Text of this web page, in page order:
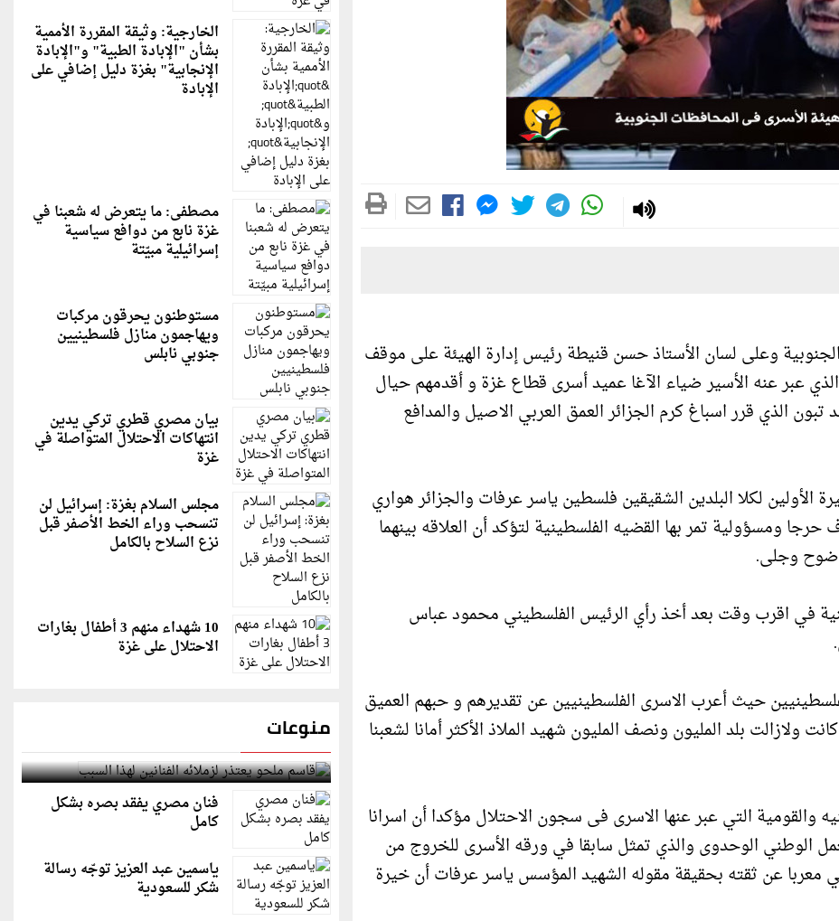
وعلى لسان الأستاذ حسن قنيطة رئيس إدارة الهيئة على موقف
عبر عنه الأسير ضياء الآغا عميد أسرى قطاع غزة و أقدمهم حيال
الذي قرر اسباغ كرم الجزائر العمق العربي الاصيل والمدافع
الأولين لكلا البلدين الشقيقين فلسطين ياسر عرفات والجزائر هواري
ومسؤولية تمر بها القضيه الفلسطينية لتؤكد أن العلاقه بينهما
وجلى.
في اقرب وقت بعد أخذ رأي الرئيس الفلسطيني محمود عباس
الطلبة الفلسطينيين حيث أعرب الاسرى الفلسطينيين عن تقديرهم و حبهم العميق
ولازالت بلد المليون ونصف المليون شهيد الملاذ الأكثر أمانا لشعبنا
التي عبر عنها الاسرى فى سجون الاحتلال مؤكدا أن اسرانا
الوطني الوحدوى والذي تمثل سابقا في ورقه الأسرى للخروج من
معربا عن ثقته بحقيقة مقوله الشهيد المؤسس ياسر عرفات أن خيرة
الخارجية: وثيقة المقررة الأممية
بشأن "الإبادة الطبية" و"الإبادة
الإنجابية" بغزة دليل إضافي على
الإبادة
مصطفى: ما يتعرض له شعبنا في
غزة نابع من دوافع سياسية
إسرائيلية مبيّتة
مستوطنون يحرقون مركبات
ويهاجمون منازل فلسطينيين
جنوبي نابلس
بيان مصري قطري تركي يدين
انتهاكات الاحتلال المتواصلة في
غزة
مجلس السلام بغزة: إسرائيل لن
تنسحب وراء الخط الأصفر قبل
نزع السلاح بالكامل
10 شهداء منهم 3 أطفال بغارات
الاحتلال على غزة
منوعات
قاسم ملحو يعتذر لزملائه الفنانين لهذا السبب
فنان مصري يفقد بصره بشكل
كامل
ياسمين عبد العزيز توجّه رسالة
شكر للسعودية